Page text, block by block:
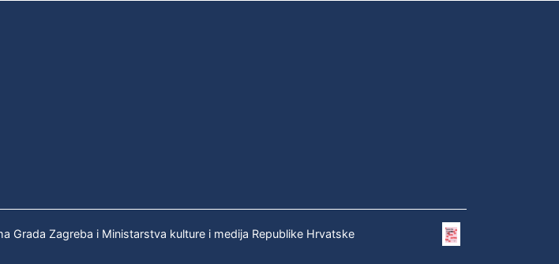
Grada Zagreba i Ministarstva kulture i medija Republike Hrvatske